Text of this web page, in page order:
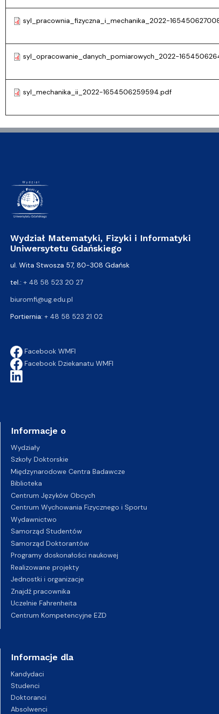
syl_pracownia_fizyczna_i_mechanika_2022-
syl_opracowanie_danych_pomiarowych_2022-
syl_mechanika_ii_2022-1654506259594.pdf
Wydział Matematyki, Fizyki i Informatyki
Uniwersytetu Gdańskiego
ul. Wita Stwosza 57, 80-308 Gdańsk
tel.: + 48 58 523 20 27
biuromfi@ug.edu.pl
Portiernia: + 48 58 523 21 02
Facebook WMFI
Facebook Dziekanatu WMFI
Informacje o
Wydziały
Szkoły Doktorskie
Międzynarodowe Centra Badawcze
Biblioteka
Centrum Języków Obcych
Centrum Wychowania Fizycznego i Sportu
Wydawnictwo
Samorząd Studentów
Samorząd Doktorantów
Programy doskonałości naukowej
Realizowane projekty
Jednostki i organizacje
Znajdź pracownika
Uczelnie Fahrenheita
Centrum Kompetencyjne EZD
Informacje dla
Kandydaci
Studenci
Doktoranci
Absolwenci